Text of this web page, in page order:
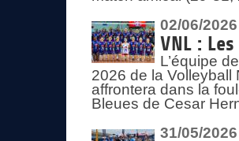
02/06/2026
VNL :
L’équipe
2026 de la
affrontera dans la
Bleues de Cesar
31/05/2026